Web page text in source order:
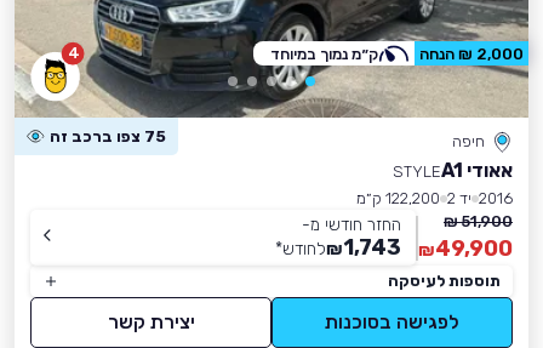
4
חיפה 75 צפו ברכב זה
אאודי A1
STYLE
2016 יד 2
122,200 ק״מ
51,900 ₪
49,900
₪
החזר חודשי מ-
1,743
₪לחודש*
תוספות לעיסקה
לפגישה בסוכנות יצירת קשר
2,000 ₪ הנחה ק״מ נמוך במיוחד